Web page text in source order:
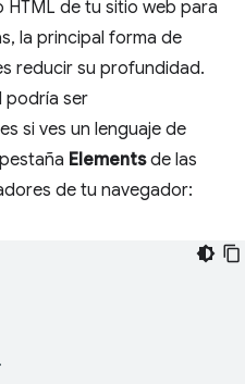
de tu sitio web para
la principal forma de
reducir su profundidad.
podría ser
si ves un lenguaje de
Elementsde las
de tu navegador: